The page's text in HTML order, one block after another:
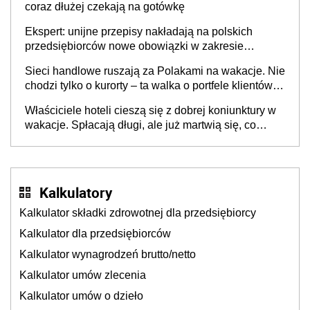
coraz dłużej czekają na gotówkę
Ekspert: unijne przepisy nakładają na polskich
przedsiębiorców nowe obowiązki w zakresie
Sieci handlowe ruszają za Polakami na wakacje. Nie
chodzi tylko o kurorty – ta walka o portfele klientów
cichu
Właściciele hoteli cieszą się z dobrej koniunktury w
wakacje. Spłacają długi, ale już martwią się, co
Kalkulatory
Kalkulator składki zdrowotnej dla przedsiębiorcy
Kalkulator dla przedsiębiorców
Kalkulator wynagrodzeń brutto/netto
Kalkulator umów zlecenia
Kalkulator umów o dzieło